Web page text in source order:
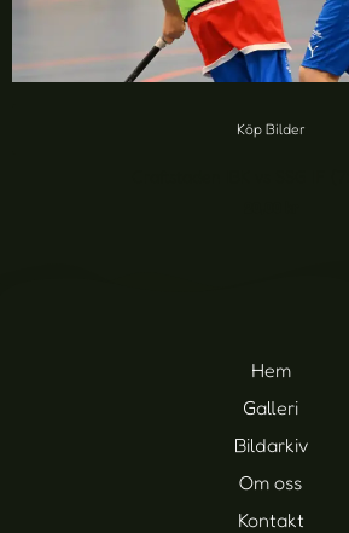
Köp Bilder
Hem
Galleri
Bildarkiv
Om oss
Kontakt